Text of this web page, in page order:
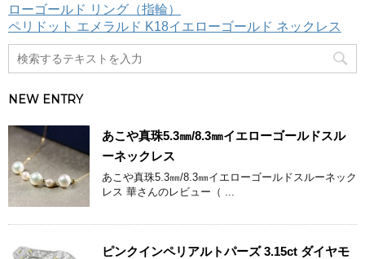
ローゴールド リング（指輪）
ペリドット エメラルド K18イエローゴールド ネックレス
NEW ENTRY
あこや真珠5.3㎜/8.3㎜イエローゴールドスル
ーネックレス
あこや真珠5.3㎜/8.3㎜イエローゴールドスルーネック
レス 華さんのレビュー（ ...
ピンクインペリアルトパーズ 3.15ct ダイヤモ